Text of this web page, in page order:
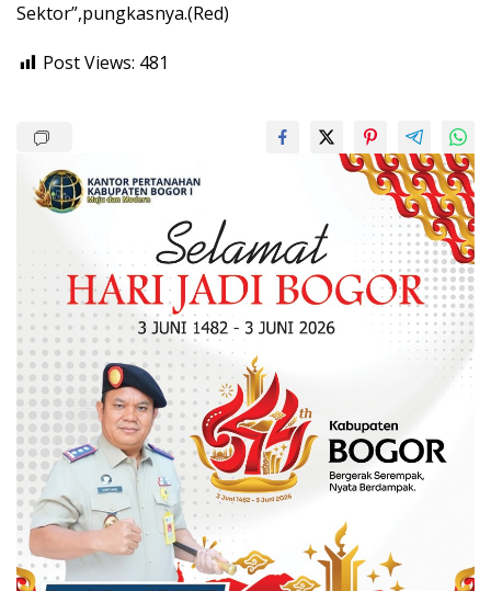
Sektor”,pungkasnya.(Red)
Post Views: 481